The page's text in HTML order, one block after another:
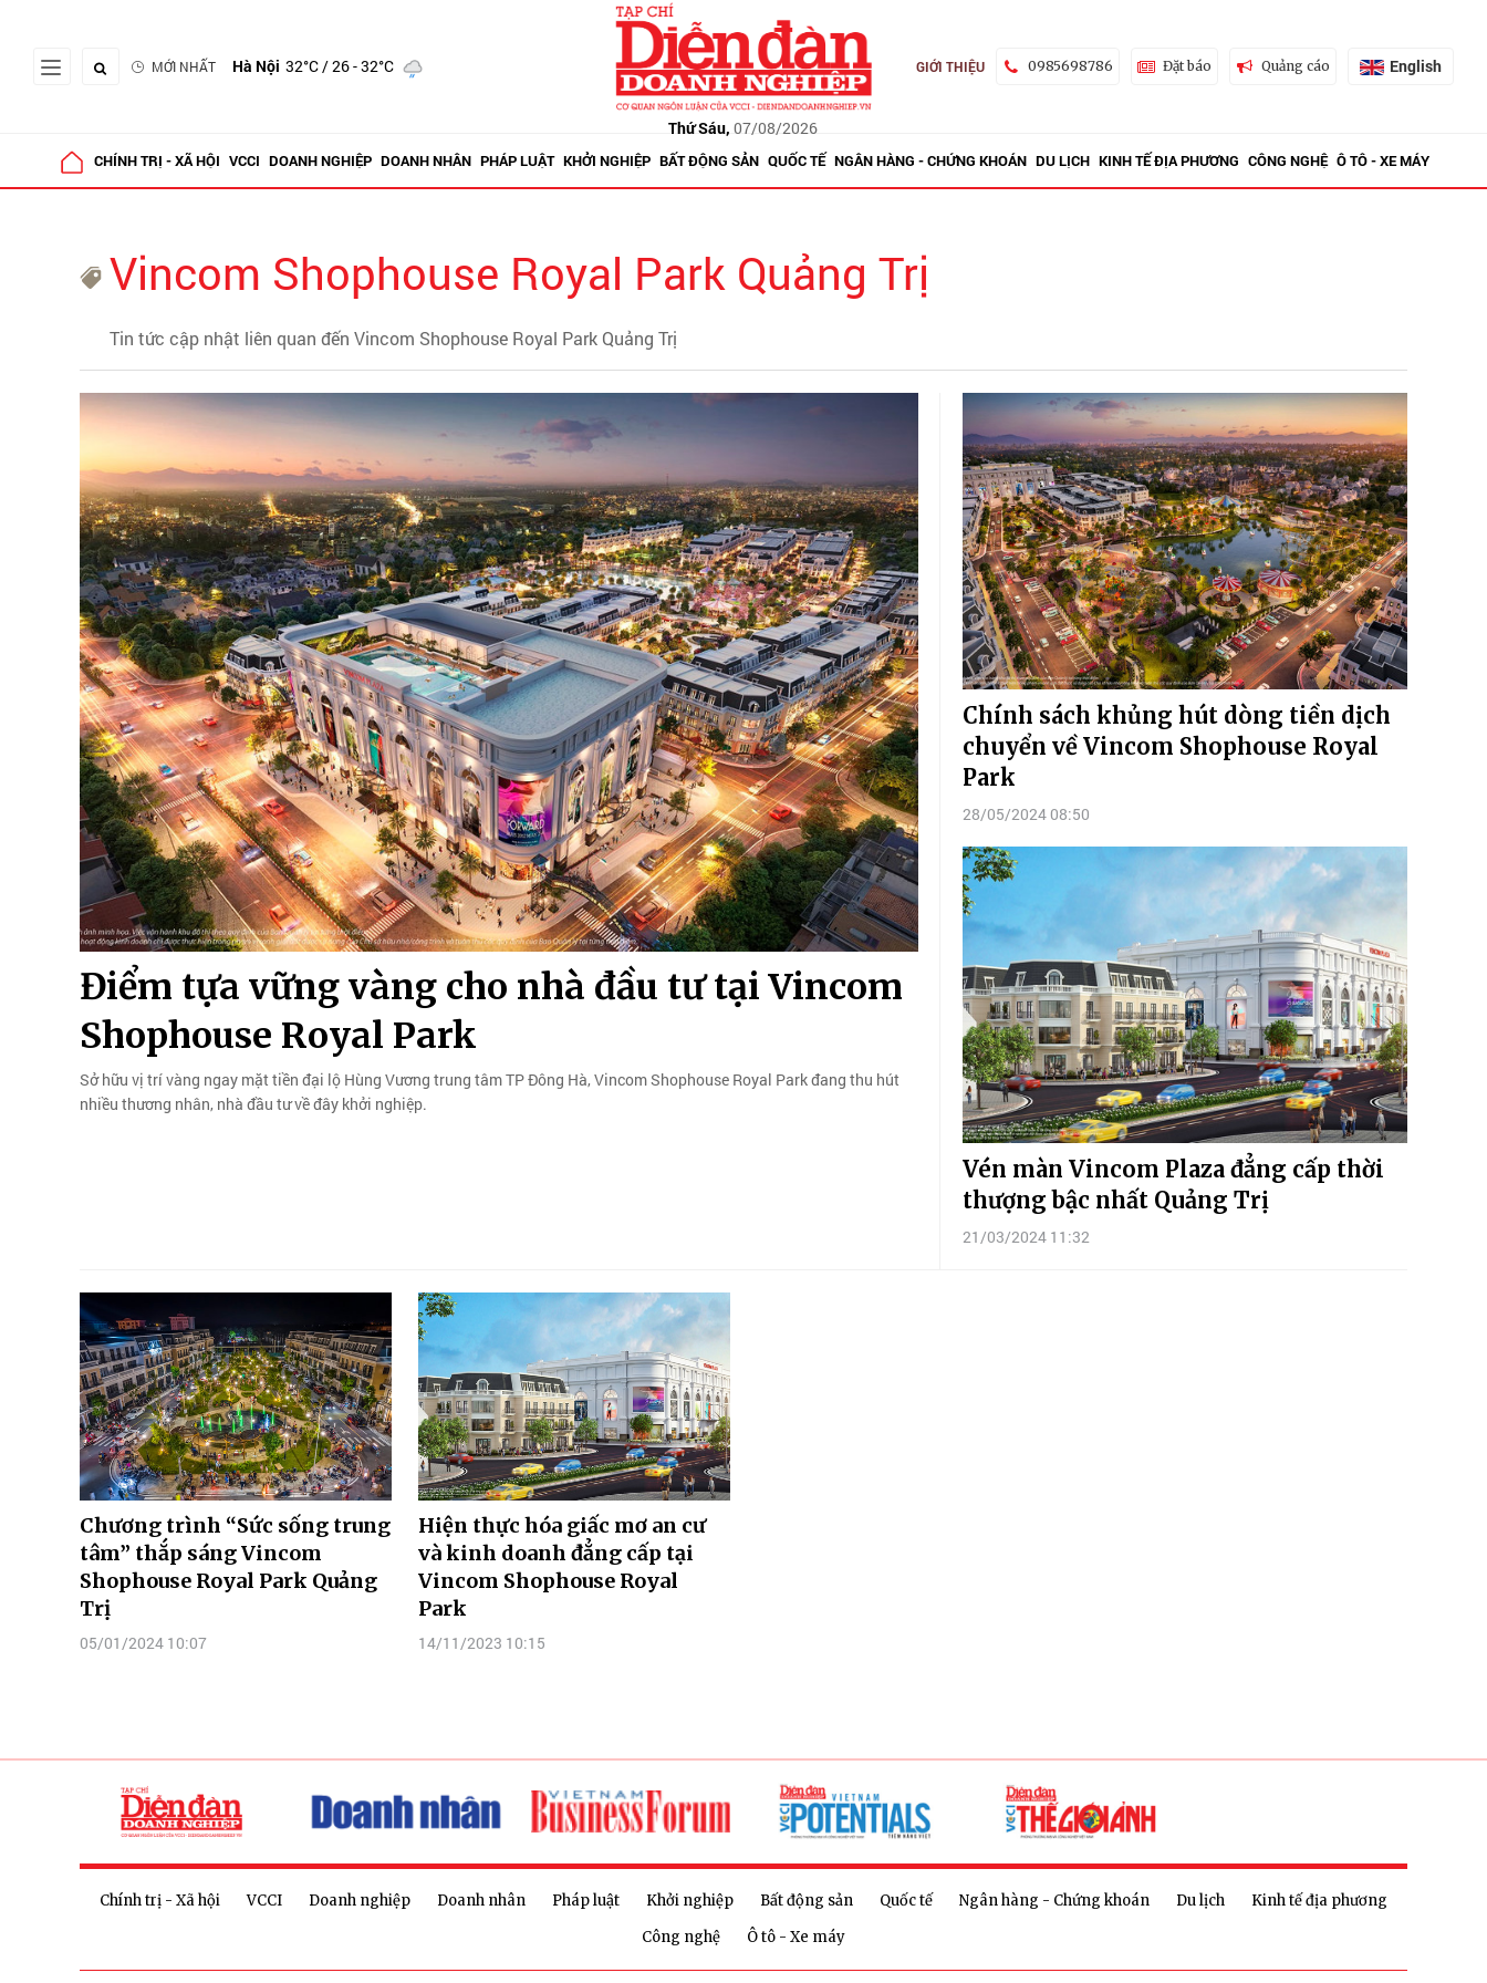
MỚI NHẤT Hà Nội 32°C/ 26 - 32°C
Thứ Sáu, 07/08/2026
GIỚI THIỆU 0985698786 Đặt báo Quảng cáo English
CHÍNH TRỊ - XÃ HỘI VCCI DOANH NGHIỆP DOANH NHÂN PHÁP LUẬT KHỞI NGHIỆP BẤT ĐỘNG SẢN QUỐC TẾ NGÂN HÀNG - CHỨNG KHOÁN DU LỊCH KINH TẾ ĐỊA PHƯƠNG CÔNG NGHỆ Ô TÔ - XE MÁY
Vincom Shophouse Royal Park Quảng Trị
Tin tức cập nhật liên quan đến Vincom Shophouse Royal Park Quảng Trị
Điểm tựa vững vàng cho nhà đầu tư tại Vincom
Shophouse Royal Park
Sở hữu vị trí vàng ngay mặt tiền đại lộ Hùng Vương trung tâm TP Đông Hà, Vincom Shophouse Royal Park đang thu hút
nhiều thương nhân, nhà đầu tư về đây khởi nghiệp.
Chính sách khủng hút dòng tiền dịch
chuyển về Vincom Shophouse Royal
Park
28/05/2024 08:50
Vén màn Vincom Plaza đẳng cấp thời
thượng bậc nhất Quảng Trị
21/03/2024 11:32
Chương trình “Sức sống trung
tâm” thắp sáng Vincom
Shophouse Royal Park Quảng
Trị
05/01/2024 10:07
Hiện thực hóa giấc mơ an cư
và kinh doanh đẳng cấp tại
Vincom Shophouse Royal
Park
14/11/2023 10:15
Chính trị - Xã hội VCCI Doanh nghiệp Doanh nhân Pháp luật Khởi nghiệp Bất động sản Quốc tế Ngân hàng - Chứng khoán Du lịch
Kinh tế địa phương
Công nghệ
Ô tô - Xe máy